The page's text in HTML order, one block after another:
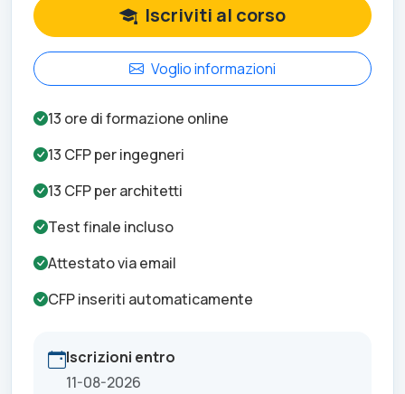
Iscriviti al corso
Voglio informazioni
13 ore di formazione online
13 CFP peringegneri
13 CFP perarchitetti
Test finale incluso
Attestato via email
CFP inseriti automaticamente
Iscrizioni entro
11-08-2026